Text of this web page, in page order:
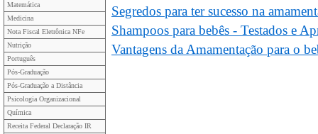
Matemática
Medicina
Nota Fiscal Eletrônica NFe
Nutrição
Português
Pós-Graduação
Pós-Graduação a Distância
Psicologia Organizacional
Química
Receita Federal Declaração IR
Segredos para ter sucesso na
Shampoos para bebês - Testados e
Vantagens da Amamentação para o